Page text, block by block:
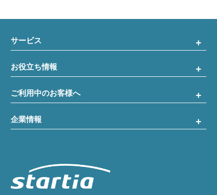
サービス
お役立ち情報
ご利用中のお客様へ
企業情報